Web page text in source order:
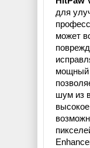
для
может
мощный
шум из